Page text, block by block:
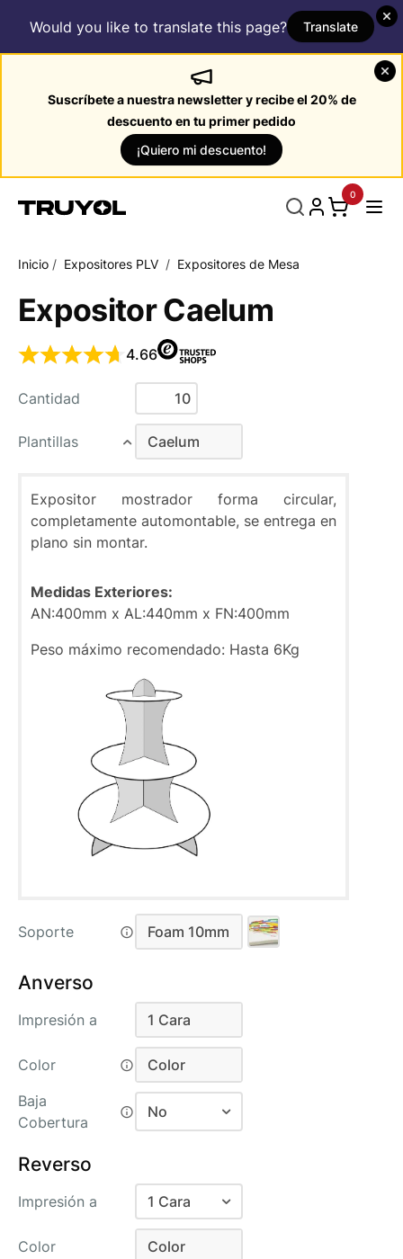
Would you like to translate this page? Translate
Suscríbete a nuestra newsletter y recibe el 20% de
descuento en tu primer pedido
¡Quiero mi descuento!
0
Inicio / Expositores PLV / Expositores de Mesa
Expositor Caelum
4.66
Cantidad
Plantillas
Caelum
Expositor mostrador forma circular,
completamente automontable, se entrega en
plano sin montar.
Medidas Exteriores:
AN:400mm x AL:440mm x FN:400mm
Peso máximo recomendado: Hasta 6Kg
Soporte
Foam 10mm
Anverso
Impresión a
1 Cara
1 Cara
Color
Color
Color
Baja
Cobertura
No
Reverso
Impresión a
1 Cara
No
Color
Color